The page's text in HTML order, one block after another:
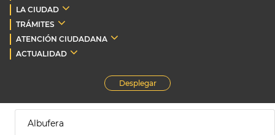
LA CIUDAD
TRÁMITES
ATENCIÓN CIUDADANA
ACTUALIDAD
Desplegar
Albufera